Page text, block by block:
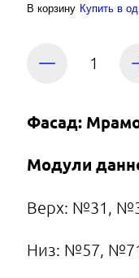
В корзину Купить в
Фасад:
Модули
Верх: №31,
Низ: №57,